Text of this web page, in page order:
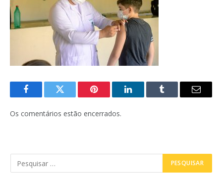
FacebookTwitter Pinterest LinkedInTumblr
E-
Os comentários estão encerrados.